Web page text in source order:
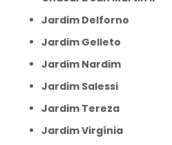
Jardim Delforno
Jardim Gelleto
Jardim Nardim
Jardim Salessi
Jardim Tereza
Jardim Virgínia